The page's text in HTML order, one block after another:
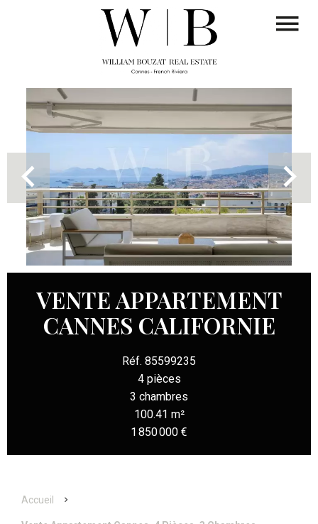
VENTE APPARTEMENT
CANNES CALIFORNIE
Réf. 85599235
4 pièces
3 chambres
100.41 m²
1 850 000 €
Accueil